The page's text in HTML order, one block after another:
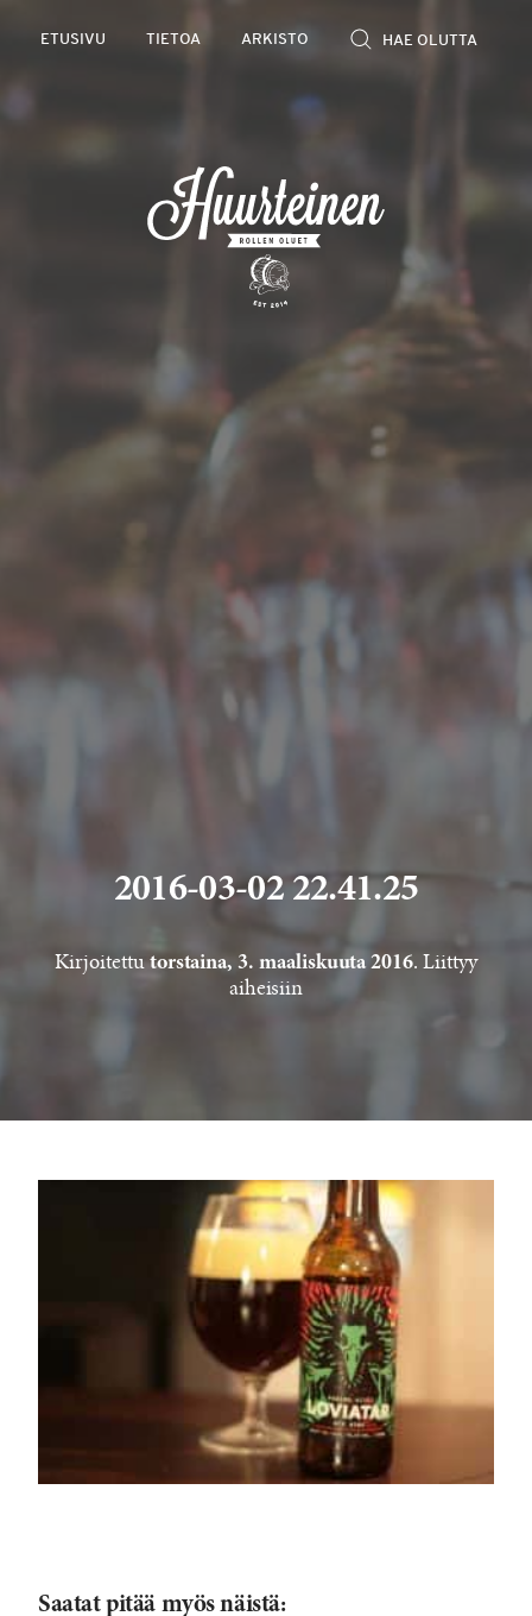
ETUSIVU TIETOA ARKISTO
2016-03-02 22.41.25
Kirjoitettutorstaina, 3. maaliskuuta 2016. Liittyy
aiheisiin
Saatat pitää myös näistä: